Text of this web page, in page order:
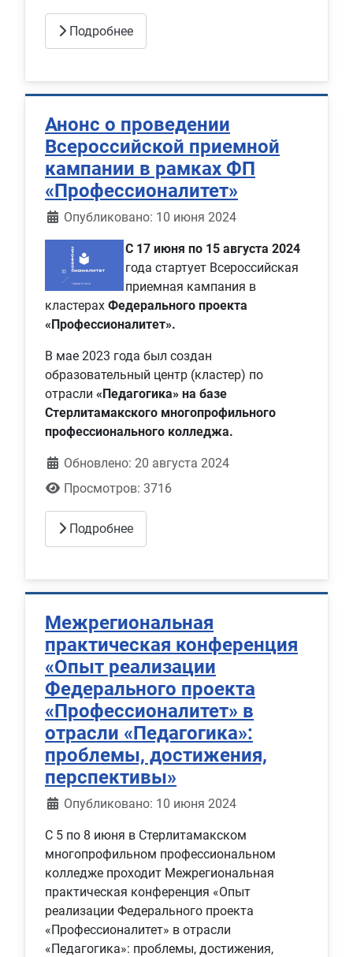
Подробнее
Анонс о проведении
Всероссийской приемной
кампании в рамках ФП
«Профессионалитет»
Информация о материале
Опубликовано: 10 июня 2024
С 17 июня по 15 августа 2024
года стартует Всероссийская
приемная кампания в
кластерах Федерального проекта
«Профессионалитет».
В мае 2023 года был создан
образовательный центр (кластер) по
отрасли «Педагогика» на базе
Стерлитамакского многопрофильного
профессионального колледжа.
Обновлено: 20 августа 2024
Просмотров: 3716
Подробнее
Межрегиональная
практическая конференция
«Опыт реализации
Федерального проекта
«Профессионалитет» в
отрасли «Педагогика»:
проблемы, достижения,
перспективы»
Информация о материале
Опубликовано: 10 июня 2024
С 5 по 8 июня в Стерлитамакском
многопрофильном профессиональном
колледже проходит Межрегиональная
практическая конференция «Опыт
реализации Федерального проекта
«Профессионалитет» в отрасли
«Педагогика»: проблемы, достижения,